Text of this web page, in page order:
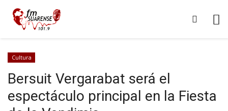
Cultura
Bersuit Vergarabat será el
espectáculo principal en la Fiesta